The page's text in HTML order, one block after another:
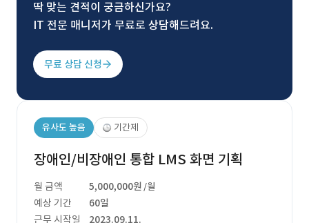
딱 맞는 견적이 궁금하신가요?
IT 전문 매니저가 무료로 상담해드려요.
무료 상담 신청
유사도 높음 기간제
장애인/비장애인 통합 LMS 화면 기획
월 금액 5,000,000원 /월
예상 기간
60일
근무 시작일
2023.09.11.